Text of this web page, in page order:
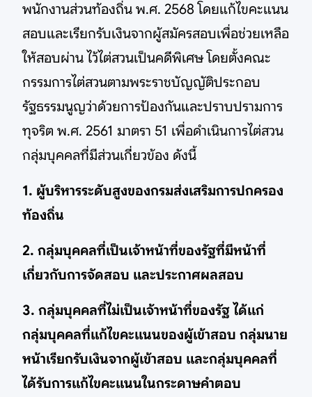
พนักงานส่วนท้องถิ่น พ.ศ. 2568 โดยแก้ไขคะแนน
สอบและเรียกรับเงินจากผู้สมัครสอบเพื่อช่วยเหลือ
ให้สอบผ่าน ไว้ไต่สวนเป็นคดีพิเศษ โดยตั้งคณะ
กรรมการไต่สวนตามพระราชบัญญัติประกอบ
รัฐธรรมนูญว่าด้วยการป้องกันและปราบปรามการ
ทุจริต พ.ศ. 2561 มาตรา 51 เพื่อดำเนินการไต่สวน
กลุ่มบุคคลที่มีส่วนเกี่ยวข้อง ดังนี้
1. ผู้บริหารระดับสูงของกรมส่งเสริมการปกครอง
ท้องถิ่น
2. กลุ่มบุคคลที่เป็นเจ้าหน้าที่ของรัฐที่มีหน้าที่
เกี่ยวกับการจัดสอบ และประกาศผลสอบ
3. กลุ่มบุคคลที่ไม่เป็นเจ้าหน้าที่ของรัฐ ได้แก่
กลุ่มบุคคลที่แก้ไขคะแนนของผู้เข้าสอบ กลุ่มนาย
หน้าเรียกรับเงินจากผู้เข้าสอบ และกลุ่มบุคคลที่
ได้รับการแก้ไขคะแนนในกระดาษคำตอบ